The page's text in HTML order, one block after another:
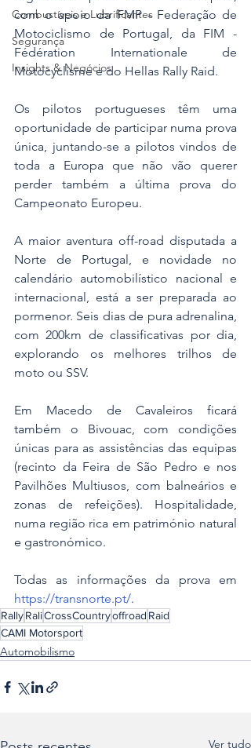
Combustíveis e Lubrificantes
Segurança
Insights & Negócios
com o apoio da FMP - Federação de
Motociclismo de Portugal, da FIM -
Fédération Internationale de
Motocyclisme e do Hellas Rally Raid.
Os pilotos portugueses têm uma
oportunidade de participar numa prova
única, juntando-se a pilotos vindos de
toda a Europa que não vão querer
perder também a última prova do
Campeonato Europeu.
A maior aventura off-road disputada a
Norte de Portugal, e novidade no
calendário automobilístico nacional e
internacional, está a ser preparada ao
pormenor. Seis dias de pura adrenalina,
com 200km de classificativas por dia,
explorando os melhores trilhos de
moto ou SSV.
Em Macedo de Cavaleiros ficará
também o Bivouac, com condições
únicas para as assistências das equipas
(recinto da Feira de São Pedro e nos
Pavilhões Multiusos, com balneários e
zonas de refeições). Hospitalidade,
numa região rica em património natural
e gastronómico.
https://transnorte.pt/.
RallyRaliCrossCountryoffroad Raid
CAMI Motorsport
Automobilismo
Ver tudo